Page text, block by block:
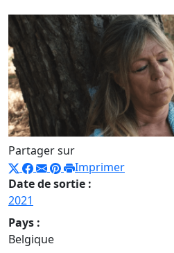
Partager sur
Imprimer
Date de sortie :
2021
Pays :
Belgique